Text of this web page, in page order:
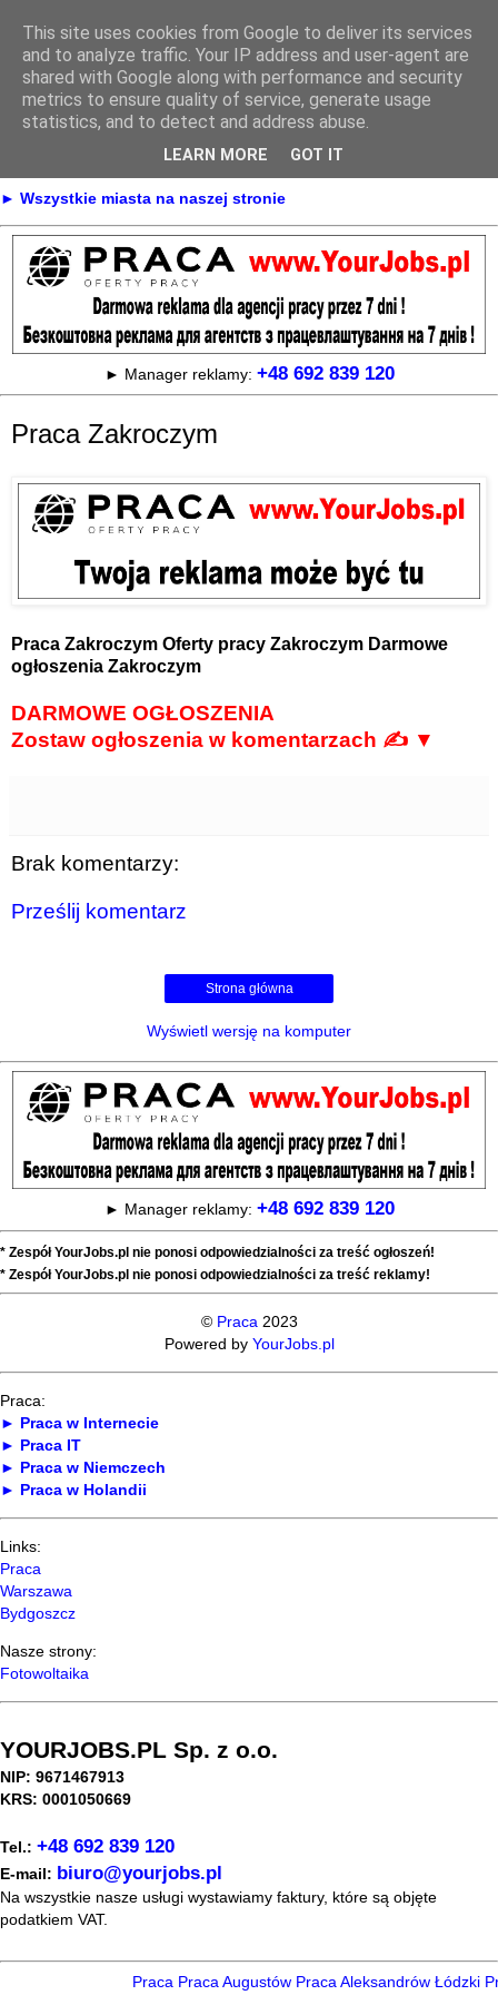
Praca
► KONTAKT ► REKLAMA
► Praca Oferty pracy na terenie całej Polski
► Wszystkie miasta na naszej stronie
► Manager reklamy: +48 692 839 120
Praca Zakroczym
Praca Zakroczym Oferty pracy Zakroczym Darmowe
ogłoszenia Zakroczym
DARMOWE OGŁOSZENIA
Zostaw ogłoszenia w komentarzach ✍ ▼
Brak komentarzy:
Prześlij komentarz
Strona główna
Wyświetl wersję na komputer
► Manager reklamy: +48 692 839 120
* Zespół YourJobs.pl nie ponosi odpowiedzialności za treść ogłoszeń!
* Zespół YourJobs.pl nie ponosi odpowiedzialności za treść reklamy!
© Praca2023
Powered by YourJobs.pl
Praca:
► Praca w Internecie
► Praca IT
► Praca w Niemczech
► Praca w Holandii
Links:
Praca
Warszawa
Bydgoszcz
Nasze strony:
Fotowoltaika
YOURJOBS.PL Sp. z o.o.
NIP: 9671467913
KRS: 0001050669
Tel.: +48 692 839 120
E-mail: biuro@yourjobs.pl
Na wszystkie nasze usługi wystawiamy faktury, które są objęte
podatkiem VAT.
Praca Praca Augustów Praca Aleksandrów Łódzki
This site uses cookies from Google to deliver its services
and to analyze traffic. Your IP address and user-agent are
shared with Google along with performance and security
metrics to ensure quality of service, generate usage
statistics, and to detect and address abuse.
LEARN MORE GOT IT